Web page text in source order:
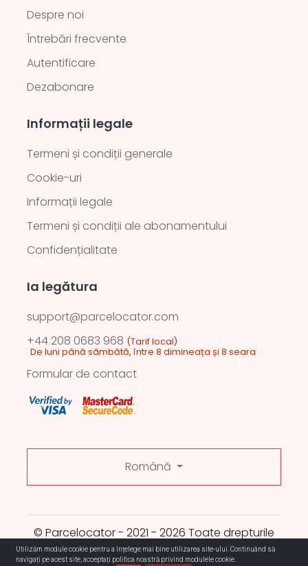
Despre noi
Întrebări frecvente
Autentificare
Dezabonare
Informații legale
Termeni și condiții generale
Cookie-uri
Informații legale
Termeni și condiții ale abonamentului
Confidențialitate
Ia legătura
support@parcelocator.com
+44 208 0683 968 (Tarif local)
De luni până sâmbătă, între 8 dimineața și 8 seara
Formular de contact
Română
© Parcelocator - 2021 - 2026 Toate drepturile
rezervate.
Utilizăm module cookie pentru a înțelege mai bine utilizarea site-ului. Continuând să
navigați pe acest site, acceptați politica noastră privind modulele cookie.